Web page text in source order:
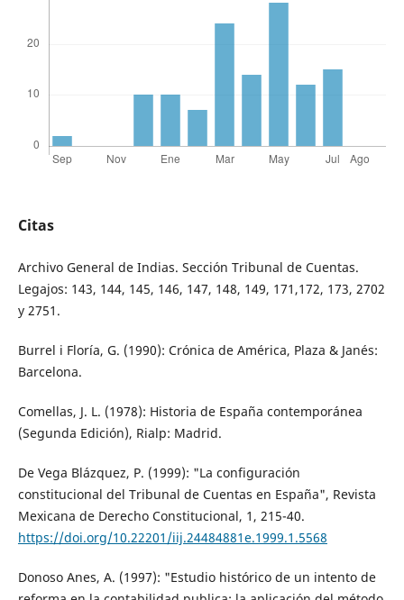
Citas
Archivo General de Indias. Sección Tribunal de Cuentas.
Legajos: 143, 144, 145, 146, 147, 148, 149, 171,172, 173, 2702
y 2751.
Burrel i Floría, G. (1990): Crónica de América, Plaza & Janés:
Barcelona.
Comellas, J. L. (1978): Historia de España contemporánea
(Segunda Edición), Rialp: Madrid.
De Vega Blázquez, P. (1999): "La configuración
constitucional del Tribunal de Cuentas en España", Revista
Mexicana de Derecho Constitucional, 1, 215-40.
https://doi.org/10.22201/iij.24484881e.1999.1.5568
Donoso Anes, A. (1997): "Estudio histórico de un intento de